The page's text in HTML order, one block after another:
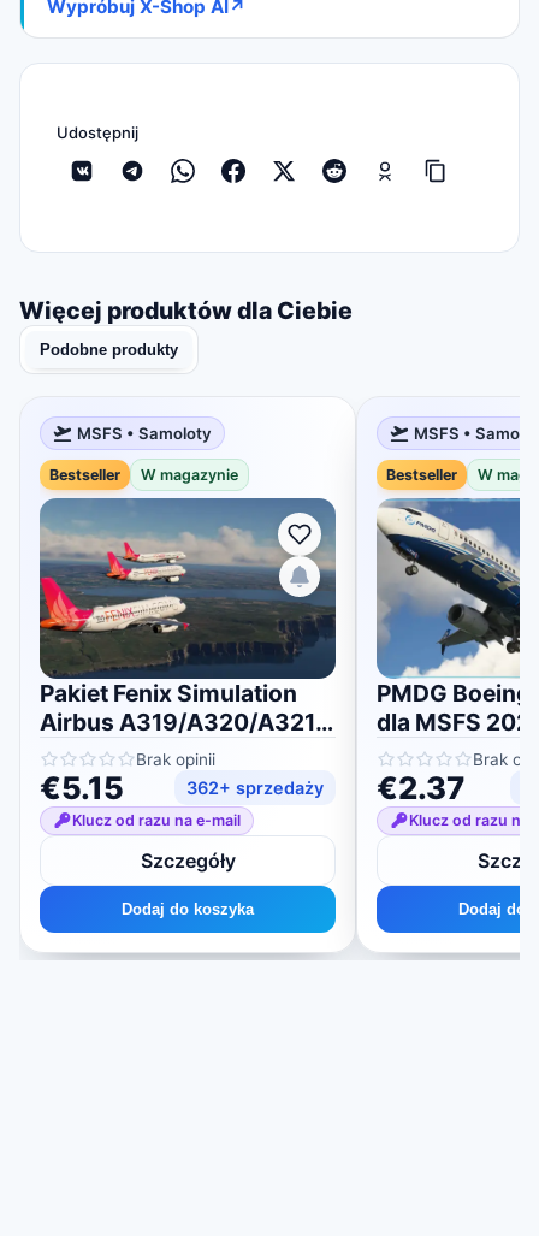
Wypróbuj X-Shop AI↗
Udostępnij
Więcej produktów dla Ciebie
Podobne produkty
MSFS • Samoloty
Bestseller W magazynie
Pakiet Fenix ​​​​Simulation
Airbus A319/A320/A321
dla MSFS 2020/2024
Brak opinii
€5.15 362+ sprzedaży
Klucz od razu na e-mail
Szczegóły
Dodaj do koszyka
MSFS •
Bestseller W
PMDG
dla MSFS
Brak
€2.37
Klucz od razu na
Dodaj do